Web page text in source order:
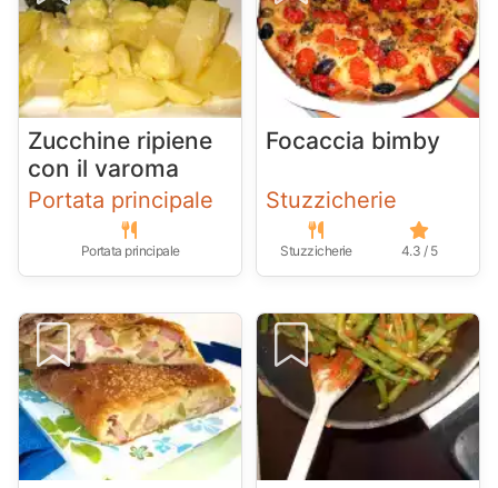
Zucchine ripiene
con il varoma
Portata principale
Portata principale
Focaccia bimby
Stuzzicherie
Stuzzicherie 4.3 / 5